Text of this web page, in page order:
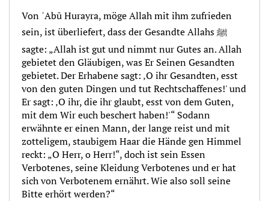
Von ʾAbū Hurayra, möge Allah mit ihm zufrieden
sein, ist überliefert, dass der Gesandte Allahs ﷺ
sagte: „Allah ist gut und nimmt nur Gutes an. Allah
gebietet den Gläubigen, was Er Seinen Gesandten
gebietet. Der Erhabene sagt: ‚O ihr Gesandten, esst
von den guten Dingen und tut Rechtschaffenes!' und
Er sagt: ‚O ihr, die ihr glaubt, esst von dem Guten,
mit dem Wir euch beschert haben!'“ Sodann
erwähnte er einen Mann, der lange reist und mit
zotteligem, staubigem Haar die Hände gen Himmel
reckt: „O Herr, o Herr!“, doch ist sein Essen
Verbotenes, seine Kleidung Verbotenes und er hat
sich von Verbotenem ernährt. Wie also soll seine
Bitte erhört werden?“